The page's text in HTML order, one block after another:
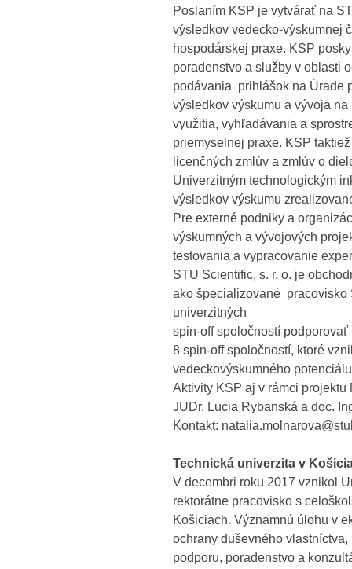
Poslaním KSP je vytvárať na
výsledkov vedecko-výskumnej
hospodárskej praxe. KSP
poradenstvo a služby v oblasti
podávania prihlášok na Úrade
výsledkov výskumu a vývoja
využitia, vyhľadávania a
priemyselnej praxe. KSP
licenčných zmlúv a zmlúv o
Univerzitným technologickým
výsledkov výskumu
Pre externé podniky a
výskumných a vývojových
testovania a vypracovanie
STU Scientific, s. r. o. je
ako špecializované pracovisko
univerzitných
spin-off spoločností
8 spin-off spoločností, ktoré
vedeckovýskumného
Aktivity KSP aj v rámci projektu
JUDr. Lucia Rybanská a doc.
Kontakt:
Technická univerzita v
V decembri roku 2017 vznikol
rektorátne pracovisko s
Košiciach. Významnú úlohu v
ochrany duševného
podporu, poradenstvo a